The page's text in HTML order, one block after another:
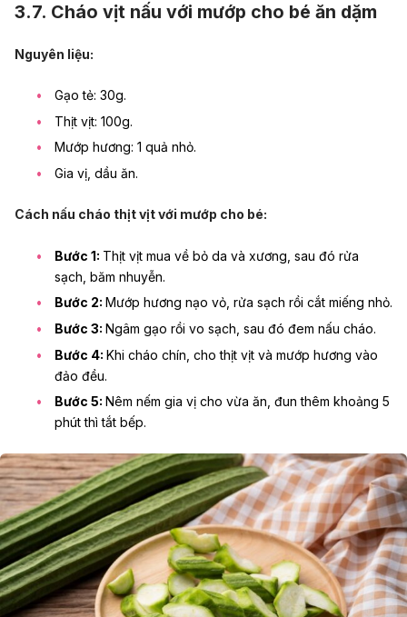
3.7. Cháo vịt nấu với mướp cho bé ăn dặm
Nguyên liệu:
Gạo tẻ: 30g.
Thịt vịt: 100g.
Mướp hương: 1 quả nhỏ.
Gia vị, dầu ăn.
Cách nấu cháo thịt vịt với mướp cho bé:
Bước 1: Thịt vịt mua về bỏ da và xương, sau đó rửa
sạch, băm nhuyễn.
Bước 2: Mướp hương nạo vỏ, rửa sạch rồi cắt miếng nhỏ.
Bước 3: Ngâm gạo rồi vo sạch, sau đó đem nấu cháo.
Bước 4: Khi cháo chín, cho thịt vịt và mướp hương vào
đảo đều.
Bước 5: Nêm nếm gia vị cho vừa ăn, đun thêm khoảng 5
phút thì tắt bếp.